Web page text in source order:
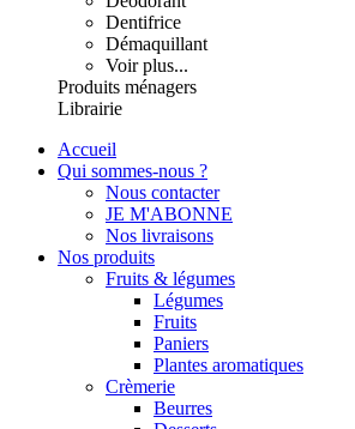
Dentifrice
Démaquillant
Voir plus...
Produits ménagers
Librairie
Accueil
Qui sommes-nous ?
Nous contacter
JE M'ABONNE
Nos livraisons
Nos produits
Fruits & légumes
Légumes
Fruits
Paniers
Plantes aromatiques
Crèmerie
Beurres